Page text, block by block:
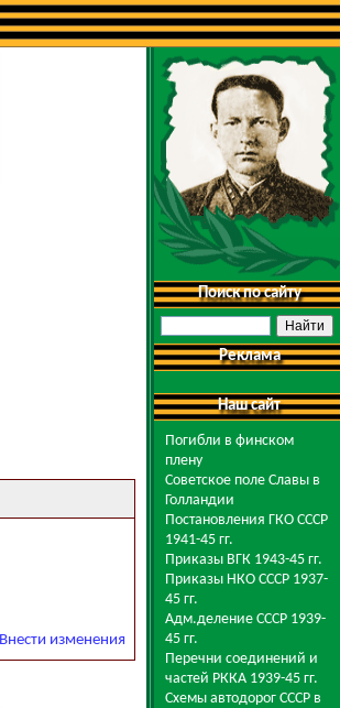
Внести изменения
Поиск по сайту
Реклама
Наш сайт
Погибли в финском
плену
Советское поле Славы в
Голландии
Постановления ГКО СССР
1941-45 гг.
Приказы ВГК 1943-45 гг.
Приказы НКО СССР 1937-
45 гг.
Адм.деление СССР 1939-
45 гг.
Перечни соединений и
частей РККА 1939-45 гг.
Схемы автодорог СССР в